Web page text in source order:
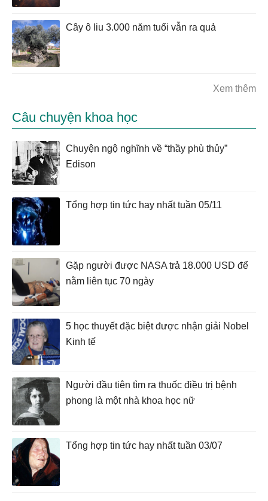
Cây ô liu 3.000 năm tuổi vẫn ra quả
Xem thêm
Câu chuyện khoa học
Chuyện ngộ nghĩnh về “thầy phù thủy”
Edison
Tổng hợp tin tức hay nhất tuần 05/11
Gặp người được NASA trả 18.000 USD để
nằm liên tục 70 ngày
5 học thuyết đặc biệt được nhận giải Nobel
Kinh tế
Người đầu tiên tìm ra thuốc điều trị bệnh
phong là một nhà khoa học nữ
Tổng hợp tin tức hay nhất tuần 03/07